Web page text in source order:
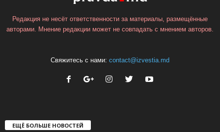
Редакция не несёт ответственности за материалы, размещённые
авторами. Мнение редакции может не совпадать с мнением авторов.
Свяжитесь с нами: contact@izvestia.md
ЕЩЁ БОЛЬШЕ НОВОСТЕЙ